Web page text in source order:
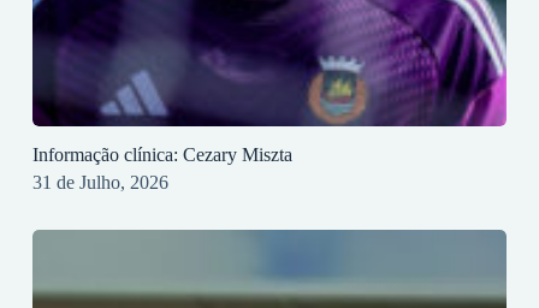
Informação clínica: Cezary Miszta
31 de Julho, 2026